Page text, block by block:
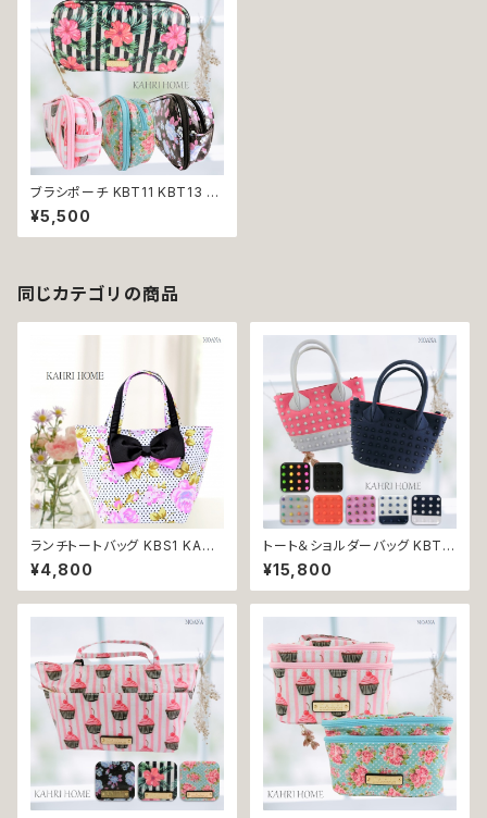
ブラシポーチ KBT11 KBT13 K
BT14 KBT15 KAHRI HOME
カーリ・ホーム 小物入れ 化粧ポ
ーチ プレゼント 贈り物 返品交
¥5,500
同じカテゴリの商品
ランチトートバッグ KBS1 KAHR
I HOME カーリ・ホーム レディ
ース ランチバッグ 小さめ プレゼ
ント 贈り物 返品交換不可
¥4,800
トート＆ショルダーバッグ KBT3
1 KBT32 KBT33 KBT34 KB
T35 KBT36 KBT37 KBT38
KBT39 KAHRI HOME カーリ・
スタッズ 肩掛け プレゼント 贈り
物 送料無料 返品交換不可
¥15,800